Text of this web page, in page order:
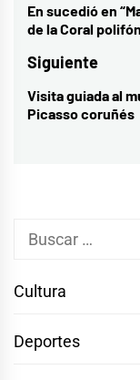
de
entradas
Entrada
anterior:
En sucedió en
de la Coral
Siguiente
Entrada
siguiente:
Visita guiada al
Picasso coruñés
Buscar:
Cultura
Deportes